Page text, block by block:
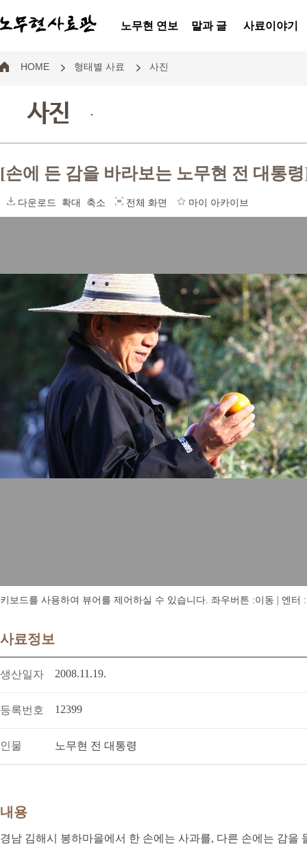
노무현 연보 말과 글 사료이야기
HOME 형태별 사료 사진
사진 .
[손에 든 감을 바라보는 노무현 전 대통
다운로드 확대 축소 전체 화면 마이 아카이브
키보드를 사용하여 뷰어를 제어하실 수 있습니다. 좌우버튼 :이동 | 엔터
사료정보
생산일자 2008.11.19.
등록번호 12399
인물 노무현 전 대통령
내용
경남 김해시 봉하마을에서 한 손에는 사과를, 다른 손에는 감을